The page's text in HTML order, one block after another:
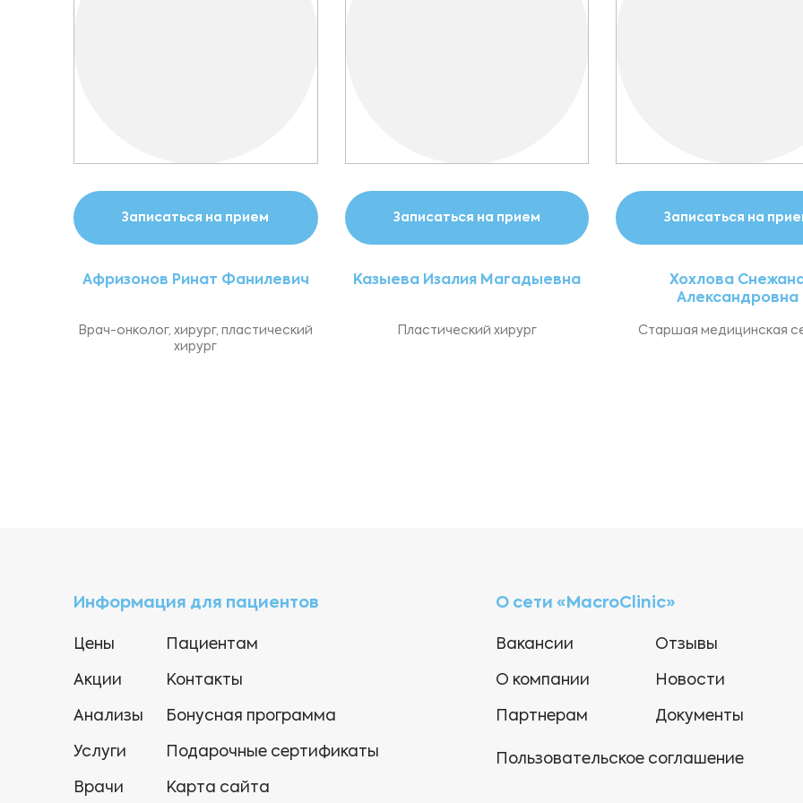
Записаться на прием
Афризонов Ринат Фанилевич
Врач-онколог, хирург, пластический
хирург
Записаться на прием
Казыева Изалия Магадыевна
Пластический хирург
Записаться на
Хохлова
Александровна
Старшая медицинская
Информация для пациентов
Цены
Акции
Анализы
Услуги
Врачи
Пациентам
Контакты
Бонусная программа
Подарочные сертификаты
Карта сайта
О сети «MacroClinic»
Вакансии
О компании
Партнерам
Отзывы
Новости
Документы
Пользовательское соглашение